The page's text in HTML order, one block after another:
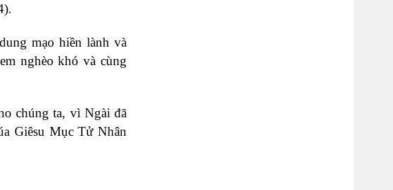
mạo hiền lành và
nghèo khó và cùng
chúng ta, vì Ngài đã
Giêsu Mục Tử Nhân